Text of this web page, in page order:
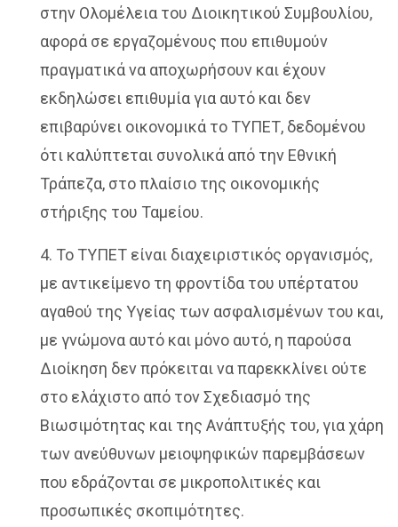
στην Ολομέλεια του Διοικητικού Συμβουλίου,
αφορά σε εργαζομένους που επιθυμούν
πραγματικά να αποχωρήσουν και έχουν
εκδηλώσει επιθυμία για αυτό και δεν
επιβαρύνει οικονομικά το ΤΥΠΕΤ, δεδομένου
ότι καλύπτεται συνολικά από την Εθνική
Τράπεζα, στο πλαίσιο της οικονομικής
στήριξης του Ταμείου.
4. Το ΤΥΠΕΤ είναι διαχειριστικός οργανισμός,
με αντικείμενο τη φροντίδα του υπέρτατου
αγαθού της Υγείας των ασφαλισμένων του και,
με γνώμονα αυτό και μόνο αυτό, η παρούσα
Διοίκηση δεν πρόκειται να παρεκκλίνει ούτε
στο ελάχιστο από τον Σχεδιασμό της
Βιωσιμότητας και της Ανάπτυξής του, για χάρη
των ανεύθυνων μειοψηφικών παρεμβάσεων
που εδράζονται σε μικροπολιτικές και
προσωπικές σκοπιμότητες.